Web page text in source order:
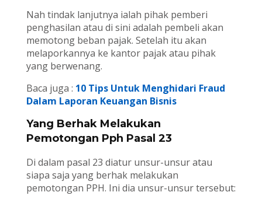
Nah tindak lanjutnya ialah pihak pemberi
penghasilan atau di sini adalah pembeli akan
memotong beban pajak. Setelah itu akan
melaporkannya ke kantor pajak atau pihak
yang berwenang.
Baca juga : 10 Tips Untuk Menghidari Fraud
Dalam Laporan Keuangan Bisnis
Yang Berhak Melakukan
Pemotongan Pph Pasal 23
Di dalam pasal 23 diatur unsur-unsur atau
siapa saja yang berhak melakukan
pemotongan PPH. Ini dia unsur-unsur tersebut: